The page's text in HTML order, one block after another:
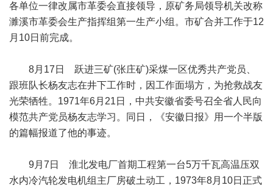
各单位一律改属市革委会直接领导，原矿务局领导机关改称
濉溪市革委会生产指挥组第一生产小组。市矿合并工作于12
月10日前完成。
8月17日 跃进三矿(张庄矿)采煤一区优秀共产党员、
跟班队长杨友志在井下工作时，因工作面塌方，为抢救战友
光荣牺牲。1971年6月21日，中共安徽省委号召全省人民向
模范共产党员杨友志学习。同日，《安徽日报》用一个半版
的篇幅报道了他的事迹。
9月7日 淮北发电厂首期工程第一台5万千瓦高温压双
水内冷汽轮发电机组主厂房破土动工，1973年8月10日正式